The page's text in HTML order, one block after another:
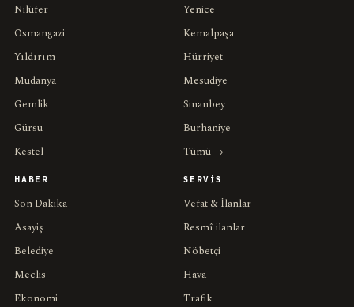
Nilüfer
Osmangazi
Yıldırım
Mudanya
Gemlik
Gürsu
Kestel
Yenice
Kemalpaşa
Hürriyet
Mesudiye
Sinanbey
Burhaniye
Tümü →
HABER
Son Dakika
Asayiş
Belediye
Meclis
Ekonomi
SERVIS
Vefat & İlanlar
Resmî ilanlar
Nöbetçi
Hava
Trafik